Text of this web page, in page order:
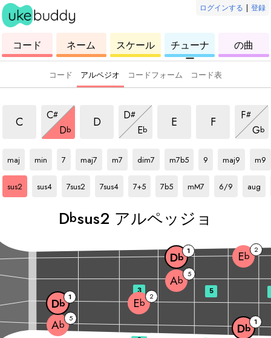
ログインする | 登録
ク
レ
コード
コ
ー
ド
ネーム
ウ
ク
レ
レ
スケール
ク
レ
レ
チューナ
ー
ク
レ
の曲
コード アルペジオ コードフォーム コード表
C
sus2 アルペッジョ
C#
sus2 アルペッジョ
Db
sus2 アルペッジョ
D
sus2 アルペッジョ
D#
sus2 アルペッジョ
Eb
sus2 アルペッジョ
E
F
sus2 アルペッ
F#
sus2
Gb
sus2
maj
アルペッジョ
Db
min
アルペッジョ
Db
7
アルペッジョ
maj7
m7
dim7
m7b5
9
maj9
m9
sus2
sus4
7sus2
7sus4
7+5
7b5
mM7
6/9
aug
Dbsus2 アルペッジョ
Ab 5
Db 1
Db 1 Eb 2
Ab 5
Db 1 Eb 2
3 5